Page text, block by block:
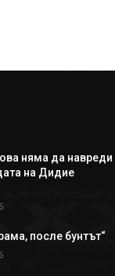
няма да навреди
на Дидие
после бунтът“